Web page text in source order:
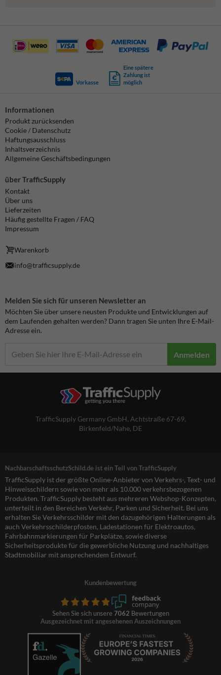
Vorkasse
Eine spätere
Zahlung ist
möglich
Informationen
Produkt zurücksenden
Cookie / Datenschutz
Haftungsausschluss
Inhaltsverzeichnis
Allgemeine Geschäftsbedingungen
über TrafficSupply
Kontakt
Über uns
Lieferzeiten
Häufig gestellte Fragen / FAQ
Impressum
Warenkorb
info@trafficsupply.de
Melden Sie sich für unseren Newsletter an
Möchten Sie über unsere neusten Produkte und Entwicklungen auf
dem Laufenden gehalten werden? Dann tragen Sie unten Ihre E-Mail-
Adresse ein.
Anmelden
TrafficSupply Germany GmbH, Achtstraße 67-69,
Birkenfeld/Nahe, DE
NachbarschaftsschutzSchild.de ist ein Teil von TrafficSupply
TrafficSupply ist der größte Online-Anbieter von Verkehrs-, Text- und
Hinweisschildern sowie von mehr als 10.000 verkehrsbezogenen
Produkten. TrafficSupply besteht aus mehreren Webshop-Konzepten,
unterteilt in den Bereichen Verkehr, Parken und Sicherheit. Bei uns
erhalten Sie Verkehrsschilder mit den dazugehörigen Halterungen als
auch Verkehrsschilderpfosten, Ladestationen für Elektroautos,
Fahrbahnmarkierungen für Parkplätze, sowie diverse
Sicherheitsprodukte für die gewerbliche Nutzung und nachhaltiges
Stadtmobiliar mit ansprechendem Entwurf.
Kundenbewertung
Sehen Sie sich unsere 7062 Bewertungen
Ausgezeichnet mit angesehenen Auszeichnungen